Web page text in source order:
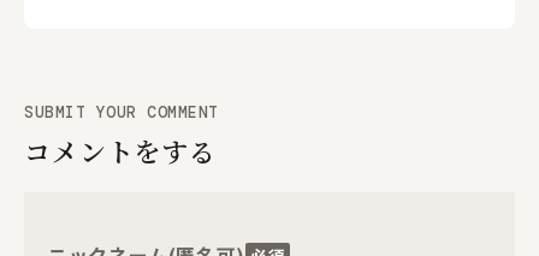
SUBMIT YOUR COMMENT
コメントをする